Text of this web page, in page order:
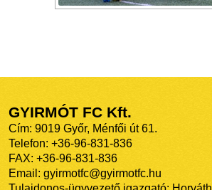
GYIRMÓT FC Kft.
Cím: 9019 Győr, Ménfői út 61.
Telefon: +36-96-831-836
FAX: +36-96-831-836
Email: gyirmotfc@gyirmotfc.hu